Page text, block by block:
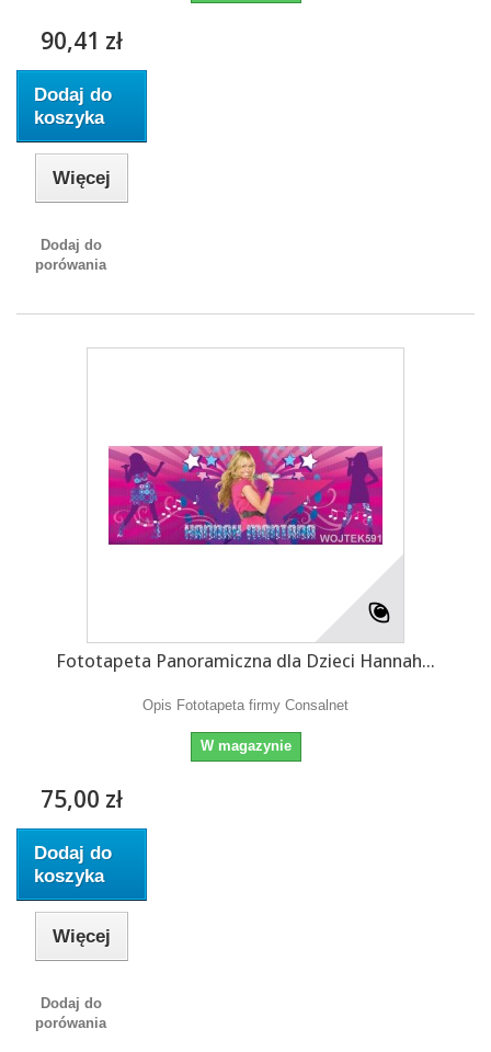
90,41 zł
Dodaj do
koszyka
Więcej
Dodaj do
porówania
Fototapeta Panoramiczna dla Dzieci Hannah...
Opis Fototapeta firmy Consalnet
W magazynie
75,00 zł
Dodaj do
koszyka
Więcej
Dodaj do
porówania